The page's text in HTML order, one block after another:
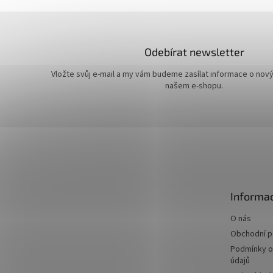
Odebírat newsletter
Vložte svůj e-mail a my vám budeme zasílat informace o
našem e-shopu.
O nás
Obchodní
Podmínky
údajů